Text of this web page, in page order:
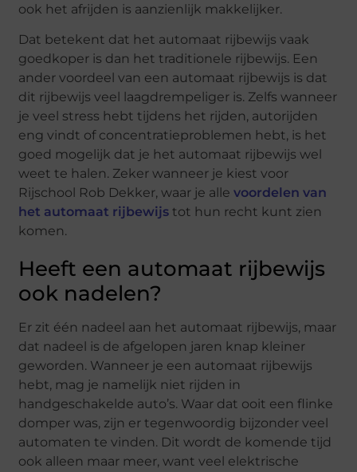
ook het afrijden is aanzienlijk makkelijker.
Dat betekent dat het automaat rijbewijs vaak
goedkoper is dan het traditionele rijbewijs. Een
ander voordeel van een automaat rijbewijs is dat
dit rijbewijs veel laagdrempeliger is. Zelfs wanneer
je veel stress hebt tijdens het rijden, autorijden
eng vindt of concentratieproblemen hebt, is het
goed mogelijk dat je het automaat rijbewijs wel
weet te halen. Zeker wanneer je kiest voor
Rijschool Rob Dekker, waar je allevoordelen van
het automaat rijbewijs tot hun recht kunt zien
komen.
Heeft een automaat rijbewijs
ook nadelen?
Er zit één nadeel aan het automaat rijbewijs, maar
dat nadeel is de afgelopen jaren knap kleiner
geworden. Wanneer je een automaat rijbewijs
hebt, mag je namelijk niet rijden in
handgeschakelde auto’s. Waar dat ooit een flinke
domper was, zijn er tegenwoordig bijzonder veel
automaten te vinden. Dit wordt de komende tijd
ook alleen maar meer, want veel elektrische